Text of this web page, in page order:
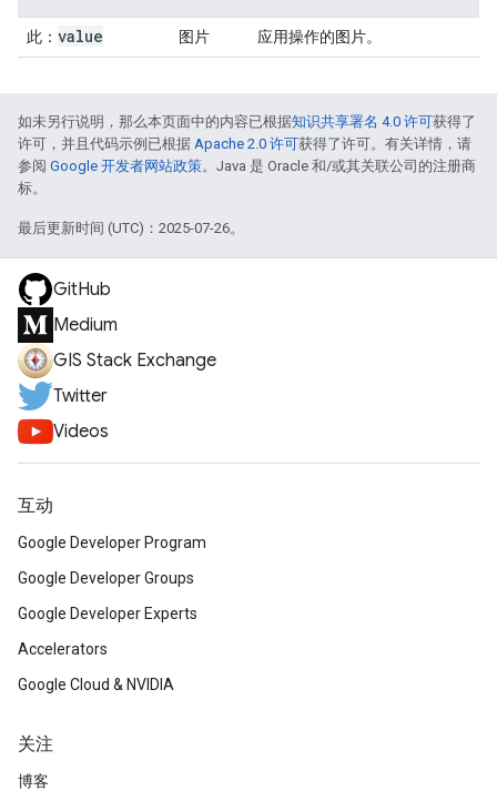
此： value 图片 应用操作的图片。
如未另行说明，那么本页面中的内容已根据知识共享署名 4.0 许可获得了
许可，并且代码示例已根据 Apache 2.0 许可获得了许可。有关详情，请
参阅 Google 开发者网站政策。Java 是 Oracle 和/或其关联公司的注册商
标。
最后更新时间 (UTC)：2025-07-26。
GitHub
Medium
GIS Stack Exchange
Twitter
Videos
互动
Google Developer Program
Google Developer Groups
Google Developer Experts
Accelerators
Google Cloud & NVIDIA
关注
博客